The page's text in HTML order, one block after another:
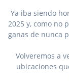
Ya iba siendo
2025 y, como no
ganas de nunca
Volveremos a
ubicaciones